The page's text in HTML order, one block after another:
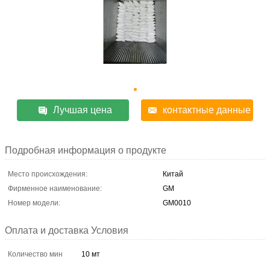
Лучшая цена контактные данные
Подробная информация о продукте
Место происхождения:
Китай
Фирменное наименование:
GM
Номер модели:
GM0010
Оплата и доставка Условия
Количество мин
10 мт